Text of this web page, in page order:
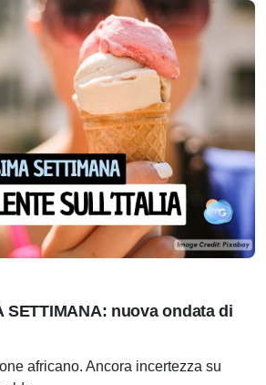
SETTIMANA: nuova ondata di
africano. Ancora incertezza su